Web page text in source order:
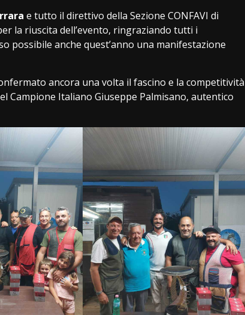
e tutto il direttivo della Sezione CONFAVI di
la riuscita dell’evento, ringraziando tutti i
possibile anche quest’anno una manifestazione
ancora una volta il fascino e la competitività
Campione Italiano Giuseppe Palmisano, autentico